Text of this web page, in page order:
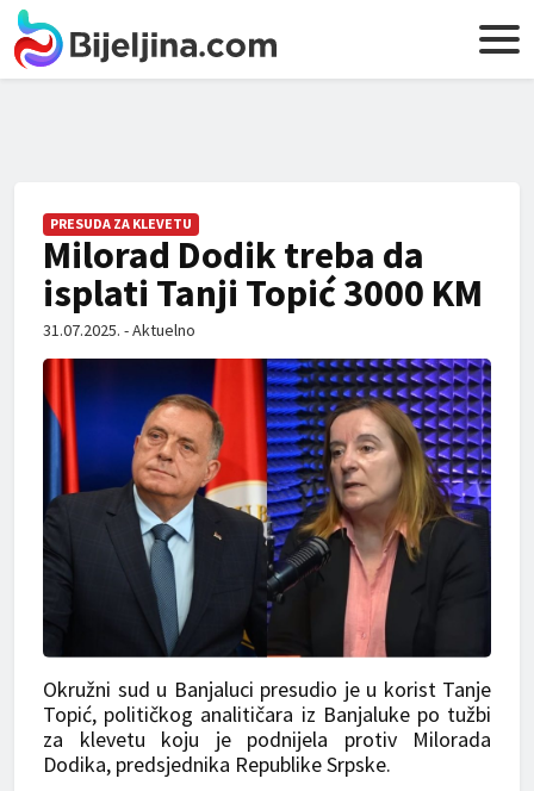
PRESUDA ZA KLEVETU
Milorad Dodik treba da
isplati Tanji Topić 3000 KM
31.07.2025. - Aktuelno
Okružni sud u Banjaluci presudio je u korist Tanje
Topić, političkog analitičara iz Banjaluke po tužbi
za klevetu koju je podnijela protiv Milorada
Dodika, predsjednika Republike Srpske.